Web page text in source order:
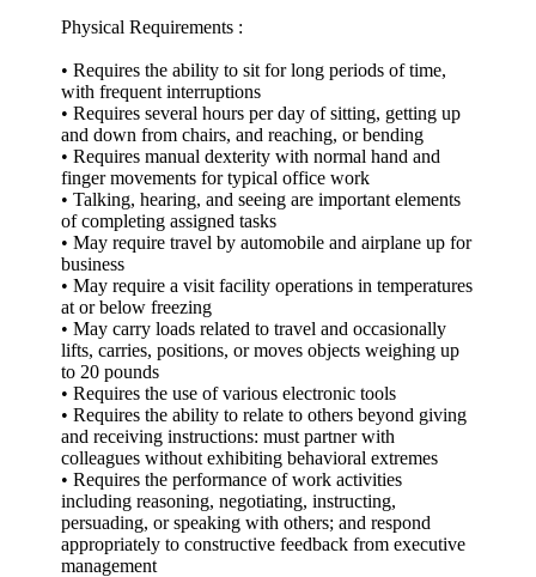
Physical Requirements :
• Requires the ability to sit for long periods of time,
with frequent interruptions
• Requires several hours per day of sitting, getting up
and down from chairs, and reaching, or bending
• Requires manual dexterity with normal hand and
finger movements for typical office work
• Talking, hearing, and seeing are important elements
of completing assigned tasks
• May require travel by automobile and airplane up for
business
• May require a visit facility operations in temperatures
at or below freezing
• May carry loads related to travel and occasionally
lifts, carries, positions, or moves objects weighing up
to 20 pounds
• Requires the use of various electronic tools
• Requires the ability to relate to others beyond giving
and receiving instructions: must partner with
colleagues without exhibiting behavioral extremes
• Requires the performance of work activities
including reasoning, negotiating, instructing,
persuading, or speaking with others; and respond
appropriately to constructive feedback from executive
management